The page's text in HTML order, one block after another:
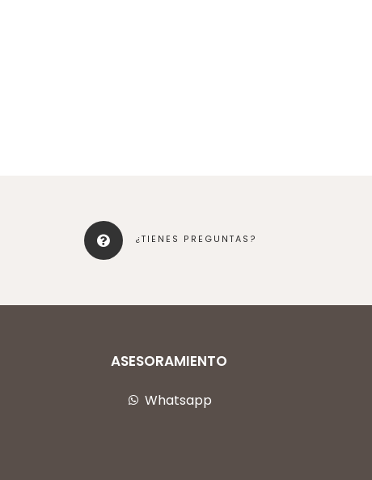
¿TIENES PREGUNTAS?
ASESORAMIENTO
Whatsapp